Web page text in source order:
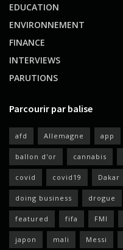
EDUCATION
ENVIRONNEMENT
FINANCE
INTERVIEWS
PARUTIONS
Parcourir par balise
afd Allemagne app
ballon d'or cannabis
covid covid19 Dakar
doing business drogue
featured fifa FMI
japon mali Messi